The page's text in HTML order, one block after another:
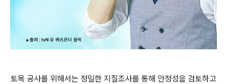
토목 공사를 위해서는 정밀한 지질조사를 통해 안정성을 검토하고